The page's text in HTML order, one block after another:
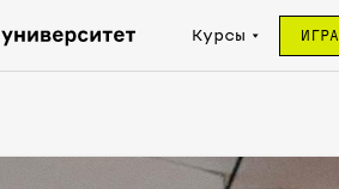
Курсы ИГРА